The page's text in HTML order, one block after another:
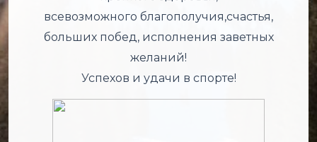
всевозможного благополучия,счастья,
больших побед, исполнения заветных
желаний!
Успехов и удачи в спорте!